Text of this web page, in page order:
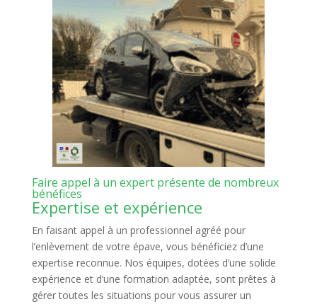
Faire appel à un expert présente de nombreux
bénéfices
Expertise et expérience
En faisant appel à un professionnel agréé pour
l’enlèvement de votre épave, vous bénéficiez d’une
expertise reconnue. Nos équipes, dotées d’une solide
expérience et d’une formation adaptée, sont prêtes à
gérer toutes les situations pour vous assurer un